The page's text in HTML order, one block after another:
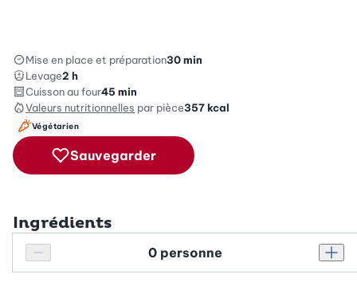
Mise en place et préparation30 min
Levage2 h
Cuisson au four45 min
Valeurs nutritionnelles par pièce357kcal
Végétarien
Sauvegarder
Ingrédients
Réduire le nombre de personnes
Personnes